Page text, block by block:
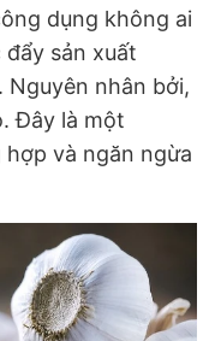
dụng không ai
sản xuất
nhân bởi,
Đây là một
và ngăn ngừa